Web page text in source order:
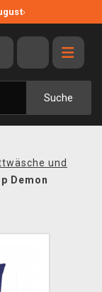
›
Suche
und
Demon